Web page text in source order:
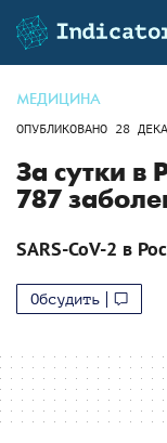
МЕДИЦИНА
ОПУБЛИКОВАНО 28
За сутки в
787
SARS-CoV-2 в
Обсудить